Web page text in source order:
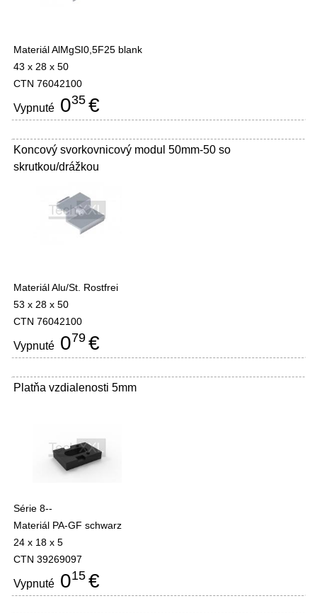
Materiál AlMgSI0,5F25 blank
43 x 28 x 50
CTN 76042100
Vypnuté 035 €
Koncový svorkovnicový modul 50mm-50 so
skrutkou/drážkou
Materiál Alu/St. Rostfrei
53 x 28 x 50
CTN 76042100
Vypnuté 079 €
Platňa vzdialenosti 5mm
Série 8--
Materiál PA-GF schwarz
24 x 18 x 5
CTN 39269097
Vypnuté 015 €